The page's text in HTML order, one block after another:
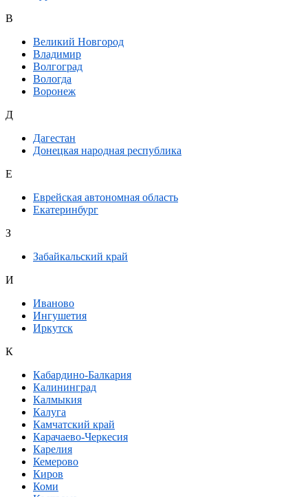
В
Великий Новгород
Владимир
Волгоград
Вологда
Воронеж
Д
Дагестан
Донецкая народная республика
Е
Еврейская автономная область
Екатеринбург
З
Забайкальский край
И
Иваново
Ингушетия
Иркутск
К
Кабардино-Балкария
Калининград
Калмыкия
Калуга
Камчатский край
Карачаево-Черкесия
Карелия
Кемерово
Киров
Коми